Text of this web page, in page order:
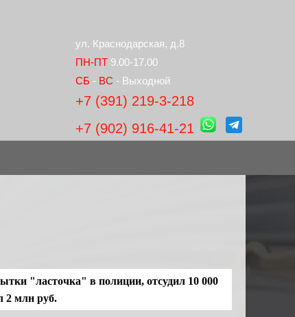
ул. Краснодарская, д.8
ПН-ПТ 9.00-17.00
СБ - ВС - Выходной
+7 (391) 219-3-218
+7 (902) 916-41-21
"ласточка" в полиции, отсудил 10 000
2 млн руб.